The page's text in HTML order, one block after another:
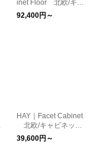
inet Floor 北欧/キャ
ビネット【お取り寄
せ/実費送料】【日本
92,400円～
HAY｜Facet Cabinet
北欧/キャビネット
【お取り寄せ/実費送
料】【日本正規代理店
39,600円～